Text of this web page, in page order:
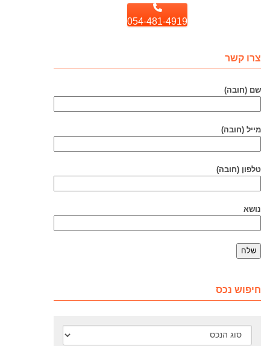
054-481-4919
צרו קשר
שם (חובה)
מייל (חובה)
טלפון (חובה)
נושא
חיפוש נכס